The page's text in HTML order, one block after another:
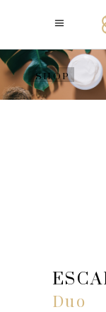
SHOP
Duo